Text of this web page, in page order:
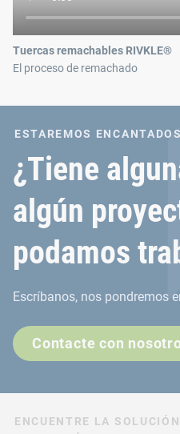
Tuercas remachables RIVKLE®
El proceso de remachado
ESTAREMOS
¿Tiene
algún
podamos
Escríbanos, nos pondremos
Contacte con
ENCUENTRE LA